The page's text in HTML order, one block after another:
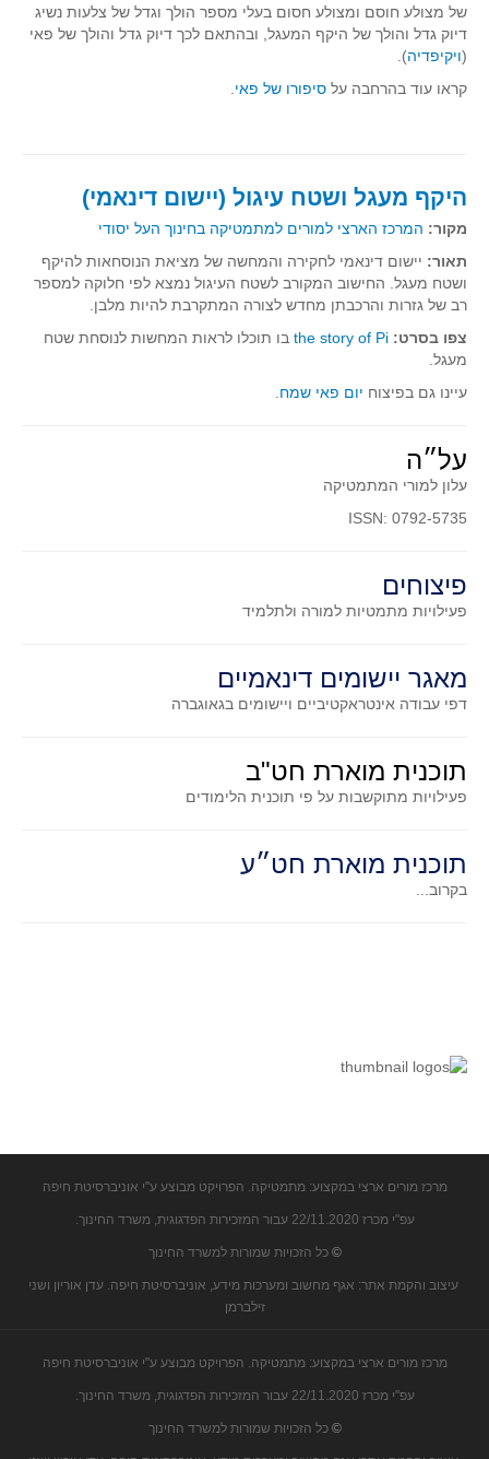
של מצולע חוסם ומצולע חסום בעלי מספר הולך וגדל של צלעות נשיג
דיוק גדל והולך של היקף המעגל, ובהתאם לכך דיוק גדל והולך של פאי
(ויקיפדיה).
קראו עוד בהרחבה על סיפורו של פאי
היקף מעגל ושטח עיגול (יישום דינאמי)
מקור: המרכז הארצי למורים למתמטיקה בחינוך העל יסודי
תאור: יישום דינאמי לחקירה והמחשה של מציאת הנוסחאות להיקף
ושטח מעגל. החישוב המקורב לשטח העיגול נמצא לפי חלוקה למספר
רב של גזרות והרכבתן מחדש לצורה המתקרבת להיות מלבן.
צפו בסרט: the story of Pi בו תוכלו לראות המחשות לנוסחת שטח
מעגל.
עיינו גם בפיצוח יום פאי שמח
על״ה
עלון למורי המתמטיקה
ISSN: 0792-5735
פיצוחים
פעילויות מתמטיות למורה ולתלמיד
מאגר יישומים דינאמיים
דפי עבודה אינטראקטיביים ויישומים בגאוגברה
תוכנית מוארת חט"ב
פעילויות מתוקשבות על פי תוכנית הלימודים
תוכנית מוארת חט״ע
בקרוב...
מרכז מורים ארצי במקצוע: מתמטיקה. הפרויקט מבוצע ע"י אוניברסיטת חיפה
עפ"י מכרז 22/11.2020 עבור המזכירות הפדגוגית, משרד החינוך.
© כל הזכויות שמורות למשרד החינוך
עיצוב והקמת אתר: אגף מחשוב ומערכות מידע, אוניברסיטת חיפה. עדן אוריון ושני
זילברמן
מרכז מורים ארצי במקצוע: מתמטיקה. הפרויקט מבוצע ע"י אוניברסיטת חיפה
עפ"י מכרז 22/11.2020 עבור המזכירות הפדגוגית, משרד החינוך.
© כל הזכויות שמורות למשרד החינוך